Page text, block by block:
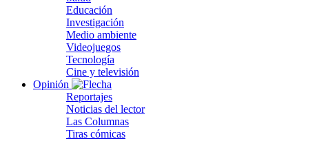
Educación
Investigación
Medio ambiente
Videojuegos
Tecnología
Cine y televisión
Opinión
Reportajes
Noticias del lector
Las Columnas
Tiras cómicas